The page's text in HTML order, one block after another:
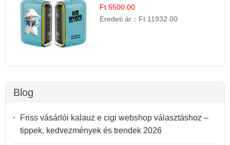
Ft 5500.00
Eredeti ár： Ft 11932.00
Blog
Friss vásárlói kalauz e cigi webshop választáshoz –
tippek, kedvezmények és trendek 2026